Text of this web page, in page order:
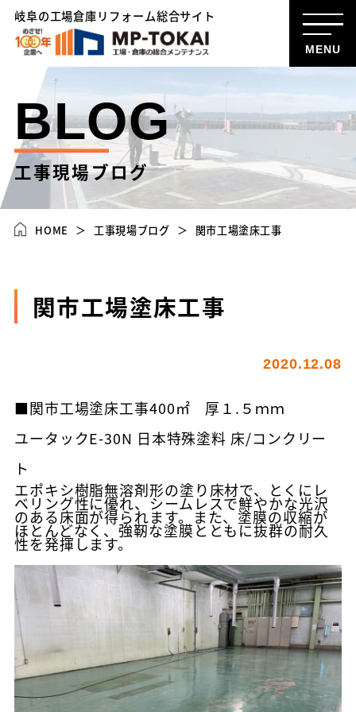
岐阜の工場倉庫リフォーム総合サイト
MENU
BLOG
工事現場ブログ
HOME 工事現場ブログ 関市工場塗床工事
関市工場塗床工事
2020.12.08
■関市工場塗床工事400㎡ 厚１.５ｍｍ
ユータックE-30N 日本特殊塗料 床/コンクリー
ト
エポキシ樹脂無溶剤形の塗り床材で、とくにレ
ベリング性に優れ、シームレスで鮮やかな光沢
のある床面が得られます。また、塗膜の収縮が
ほとんどなく、強靭な塗膜とともに抜群の耐久
性を発揮します。